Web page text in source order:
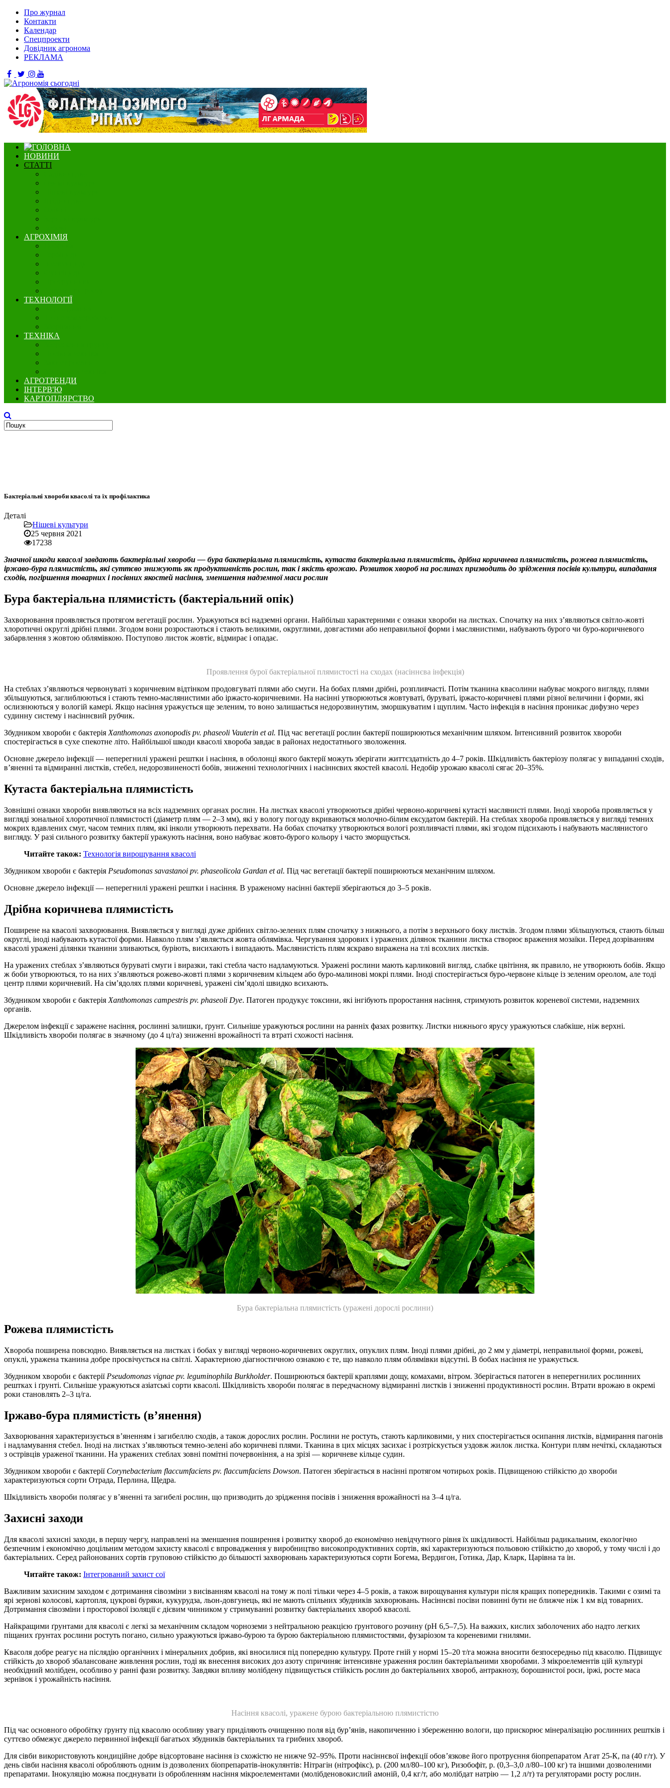
Про журнал
Контакти
Календар
Спецпроекти
Довідник агронома
РЕКЛАМА
НОВИНИ
СТАТТІ
АГРОХІМІЯ
ТЕХНОЛОГІЇ
ТЕХНІКА
АГРОТРЕНДИ
ІНТЕРВ'Ю
КАРТОПЛЯРСТВО
Бактеріальні хвороби квасолі та їх профілактика
Деталі
Нішеві культури
25 червня 2021
17238
Значної шкоди квасолі завдають бактеріальні хвороби — бура бактеріальна плямистість, кутаста бактеріальна плямистість, дрібна коричнева плямистість, рожева плямистість,
іржаво-бура плямистість, які суттєво знижують як продуктивність рослин, так і якість врожаю. Розвиток хвороб на рослинах призводить до зрідження посівів культури, випадання
сходів, погіршення товарних і посівних якостей насіння, зменшення надземної маси рослин
Бура бактеріальна плямистість (бактеріальний опік)
Захворювання проявляється протягом вегетації рослин. Уражуються всі надземні органи. Найбільш характерними є ознаки хвороби на листках. Спочатку на них з’являються світло-жовті
хлоротичні округлі дрібні плями. Згодом вони розростаються і стають великими, округлими, довгастими або неправильної форми і маслянистими, набувають бурого чи буро-коричневого
забарвлення з жовтою облямівкою. Поступово листок жовтіє, відмирає і опадає.
Проявлення бурої бактеріальної плямистості на сходах (насіннєва інфекція)
На стеблах з’являються червонуваті з коричневим відтінком продовгуваті плями або смуги. На бобах плями дрібні, розпливчасті. Потім тканина квасолини набуває мокрого вигляду, плями
збільшуються, заглиблюються і стають темно-маслянистими або іржасто-коричневими. На насінні утворюються жовтуваті, буруваті, іржасто-коричневі плями різної величини і форми, які
ослизнюються у вологій камері. Якщо насіння уражується ще зеленим, то воно залишається недорозвинутим, зморшкуватим і щуплим. Часто інфекція в насіння проникає дифузно через
судинну систему і насіннєвий рубчик.
Збудником хвороби є бактерія Xanthomonas axonopodis pv. phaseoli Vauterin et al. Під час вегетації рослин бактерії поширюються механічним шляхом. Інтенсивний розвиток хвороби
спостерігається в сухе спекотне літо. Найбільшої шкоди квасолі хвороба завдає в районах недостатнього зволоження.
Основне джерело інфекції — неперегнилі уражені рештки і насіння, в оболонці якого бактерії можуть зберігати життєздатність до 4–7 років. Шкідливість бактеріозу полягає у випаданні сходів,
в’яненні та відмиранні листків, стебел, недорозвиненості бобів, зниженні технологічних і насіннєвих якостей квасолі. Недобір урожаю квасолі сягає 20–35%.
Кутаста бактеріальна плямистість
Зовнішні ознаки хвороби виявляються на всіх надземних органах рослин. На листках квасолі утворюються дрібні червоно-коричневі кутасті маслянисті плями. Іноді хвороба проявляється у
вигляді зональної хлоротичної плямистості (діаметр плям — 2–3 мм), які у вологу погоду вкриваються молочно-білим ексудатом бактерій. На стеблах хвороба проявляється у вигляді темних
мокрих вдавлених смуг, часом темних плям, які інколи утворюють перехвати. На бобах спочатку утворюються вологі розпливчасті плями, які згодом підсихають і набувають маслянистого
вигляду. У разі сильного розвитку бактерії уражують насіння, воно набуває жовто-бурого кольору і часто зморщується.
Читайте також: Технологія вирощування квасолі
Збудником хвороби є бактерія Pseudomonas savastanoi pv. phaseolicola Gardan et al. Під час вегетації бактерії поширюються механічним шляхом.
Основне джерело інфекції — неперегнилі уражені рештки і насіння. В ураженому насінні бактерії зберігаються до 3–5 років.
Дрібна коричнева плямистість
Поширене на квасолі захворювання. Виявляється у вигляді дуже дрібних світло-зелених плям спочатку з нижнього, а потім з верхнього боку листків. Згодом плями збільшуються, стають більш
округлі, іноді набувають кутастої форми. Навколо плям з’являється жовта облямівка. Чергування здорових і уражених ділянок тканини листка створює враження мозаїки. Перед дозріванням
квасолі уражені ділянки тканини зливаються, буріють, висихають і випадають. Маслянистість плям яскраво виражена на тлі всохлих листків.
На уражених стеблах з’яв­ляються буруваті смуги і виразки, такі стебла часто надламуються. Уражені рослини мають карликовий вигляд, слабке цвітіння, як правило, не утворюють бобів. Якщо
ж боби утворюються, то на них з’являються рожево-жовті плями з коричневим кільцем або буро-малинові мокрі плями. Іноді спостерігається буро-червоне кільце із зеленим ореолом, але тоді
центр плями коричневий. На сім’ядолях плями коричневі, уражені сім’ядолі швидко всихають.
Збудником хвороби є бактерія Xanthomonas campestris pv. phaseoli Dye. Патоген продукує токсини, які інгібують проростання насіння, стримують розвиток кореневої системи, надземних
органів.
Джерелом ­інфекції є заражене насіння, рослин­ні залишки, ґрунт. Сильні­ше уражуються рослини на ранніх фазах розвитку. Листки нижнього ярусу уражуються слабкіше, ніж верхні.
Шкідливість хвороби полягає в значному (до 4 ц/га) зниженні врожайності та втраті схожості насіння.
Бура бактеріальна плямистість (уражені дорослі рослини)
Рожева плямистість
Хвороба поширена повсюдно. Виявляється на листках і бобах у вигляді червоно-коричневих округлих, опуклих плям. Іноді плями дрібні, до 2 мм у діаметрі, неправильної форми, рожеві,
опуклі, уражена тканина добре просвічується на світлі. Характерною діагностичною ознакою є те, що навколо плям облямівки відсутні. В бобах насіння не уражується.
Збудником хвороби є бактерії Pseudomonas vignae pv. leguminophila Burkholder. Поширюються бактерії краплями дощу, комахами, вітром. Зберігається патоген в неперегнилих рослинних
рештках і ґрунті. Сильніше уражуються азіатські сорти квасолі. Шкідливість хвороби полягає в передчасному відмиранні листків і зниженні продуктивності рослин. Втрати врожаю в окремі
роки становлять 2–3 ц/га.
Іржаво-бура плямистість (в’янення)
Захворювання характеризується в’яненням і загибеллю сходів, а також дорослих рослин. Рослини не ростуть, стають карликовими, у них спостерігається осипання листків, відмирання пагонів
і надламування стебел. Іноді на листках з’являються темно-зелені або коричневі плями. Тканина в цих місцях засихає і розтріскується уздовж жилок листка. Контури плям нечіткі, складаються
з острівців ураженої тканини. На уражених стеблах зовні помітні почервоніння, а на зрізі — коричневе кільце судин.
Збудником хвороби є бактерії Corynebacterium flaccumfaciens pv. flaccumfaciens Dowson. Патоген зберігається в насінні протягом чотирьох років. Підвищеною стійкістю до хвороби
характеризуються сорти Отрада, Перлина, Щедра.
Шкідливість хвороби полягає у в’яненні та загибелі рослин, що призводить до зрідження посівів і зниження врожайності на 3–4 ц/га.
Захисні заходи
Для квасолі захисні заходи, в першу чергу, направлені на зменшення поширення і розвитку хвороб до економічно невідчутного рівня їх шкідливості. Найбільш радикальним, екологічно
безпечним і економічно доцільним методом захисту квасолі є впровадження у виробництво високопродуктивних сортів, які характеризуються польовою стійкістю до хвороб, у тому числі і до
бактеріальних. Серед районованих сортів груповою стійкістю до більшості захворювань характеризуються сорти Богема, Вердигон, Готика, Дар, Кларк, Царівна та ін.
Читайте також: Інтегрований захист сої
Важливим захисним заходом є дотримання сівозміни з висіванням квасолі на тому ж полі тільки через 4–5 років, а також вирощування культури після кращих попередників. Такими є озимі та
ярі зернові колосові, картопля, цукрові буряки, кукурудза, льон-довгунець, які не мають спільних збудників захворювань. Насіннєві посіви повинні бути не ближче ніж 1 км від товарних.
Дотримання сівозміни і просторової ізоляції є дієвим чинником у стримуванні розвитку бактеріальних хвороб квасолі.
Найкращими ґрунтами для квасолі є легкі за механічним складом чорноземи з нейтральною реакцією ґрунтового розчину (рН 6,5–7,5). На важких, кислих заболочених або надто легких
піщаних ґрунтах рослини ростуть погано, сильно уражуються іржаво-бурою та бурою бактеріальною плямистостями, фузаріозом та кореневими гнилями.
Квасоля добре реагує на післядію органічних і мінеральних добрив, які вносилися під попередню культуру. Проте гній у нормі 15–20 т/га можна вносити безпосередньо під квасолю. Підвищує
стійкість до хвороб збалансоване живлення рослин, тоді як внесення високих доз азоту спричиняє інтенсивне ураження рослин бактеріальними хворобами. З мікроелементів цій культурі
необхідний молібден, особливо у ранні фази розвитку. Завдяки впливу молібдену підвищується стійкість рослин до бактеріальних хвороб, антракнозу, борошнистої роси, іржі, росте маса
зернівок і урожайність насіння.
Насіння квасолі, уражене бурою бактеріальною плямистістю
Під час основного обробітку ґрунту під квасолю особливу увагу приділяють очищенню поля від бур’янів, накопиченню і збереженню вологи, що прискорює мінералізацію рослинних рештків і
суттєво обмежує джерело первинної інфекції багатьох збудників бактеріальних та грибних хвороб.
Для сівби використовують кондиційне добре відсортоване насіння із схожістю не нижче 92–95%. Проти насіннєвої інфекції обов’язкове його протруєння біопрепаратом Агат 25-К, па (40 г/т). У
день сівби насіння квасолі обробляють одним із дозволених біопрепаратів-інокулянтів: Нітрагін (нітрофікс), р. (200 мл/80–100 кг), Ризобофіт, р. (0,3–3,0 л/80–100 кг) та іншими дозволеними
препаратами. Інокуляцію можна поєднувати із обробленням насіння мікро­елементами (молібденовокислий амоній, 0,4 кг/т, або молібдат натрію — 1,2 л/т) та регуляторами росту рослин.